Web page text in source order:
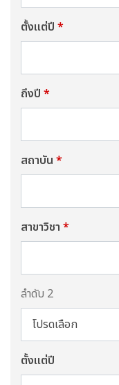
ตั้งแต่ปี *
ถึงปี *
สถาบัน *
สาขาวิชา *
ลำดับ 2
โปรดเลือก
ตั้งแต่ปี